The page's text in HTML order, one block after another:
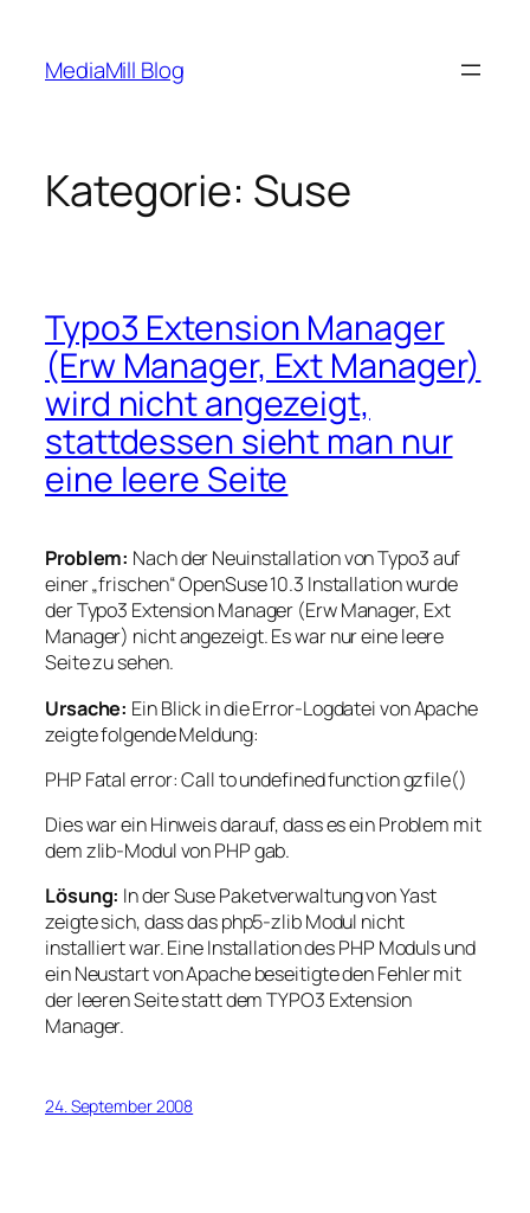
springen
MediaMill Blog
Kategorie: Suse
Typo3 Extension Manager
(Erw Manager, Ext Manager)
wird nicht angezeigt,
stattdessen sieht man nur
eine leere Seite
Problem: Nach der Neuinstallation von Typo3 auf
einer „frischen“ OpenSuse 10.3 Installation wurde
der Typo3 Extension Manager (Erw Manager, Ext
Manager) nicht angezeigt. Es war nur eine leere
Seite zu sehen.
Ursache: Ein Blick in die Error-Logdatei von Apache
zeigte folgende Meldung:
PHP Fatal error: Call to undefined function gzfile()
Dies war ein Hinweis darauf, dass es ein Problem mit
dem zlib-Modul von PHP gab.
Lösung: In der Suse Paketverwaltung von Yast
zeigte sich, dass das php5-zlib Modul nicht
installiert war. Eine Installation des PHP Moduls und
ein Neustart von Apache beseitigte den Fehler mit
der leeren Seite statt dem TYPO3 Extension
Manager.
24. September 2008